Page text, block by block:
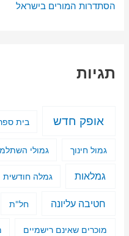
הסתדרות המורים בישראל
תגיות
אופק חדש בית
גמול חינוך גמולי
גמלאות גמלה חודשית
חטיבה עליונה חל"ת
מוכרים שאינם רישמיים